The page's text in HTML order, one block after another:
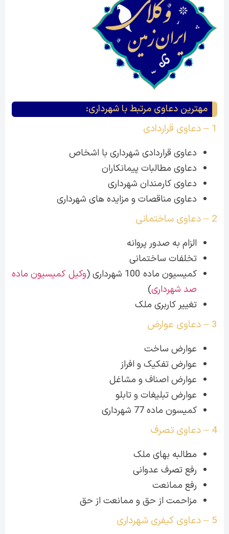
مهترین دعاوی مرتبط با شهرداری:
1 – دعاوی قراردادی
دعاوی قراردادی شهرداری با اشخاص
دعاوی مطالبات پیمانکاران
دعاوی کارمندان شهرداری
دعاوی مناقصات و مزایده های شهرداری
2 – دعاوی ساختمانی
الزام به صدور پروانه
تخلفات ساختمانی
کمیسیون ماده 100 شهرداری (
وکیل کمیسیون ماده
صد شهرداری)
تغییر کاربری ملک
3 – دعاوی عوارض
عوارض ساخت
عوارض تفکیک و افراز
عوارض اصناف و مشاغل
عوارض تبلیغات و تابلو
کمیسون ماده 77 شهرداری
4 – دعاوی تصرف
مطالبه بهای ملک
رفع تصرف عدوانی
رفع ممانعت
مزاحمت از حق و ممانعت از حق
5 – دعاوی کیفری شهرداری